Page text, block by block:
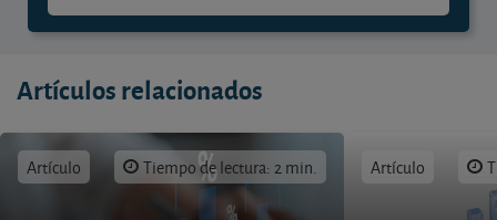
Artículos relacionados
Artículo Tiempo de lectura: 2 min. Artículo